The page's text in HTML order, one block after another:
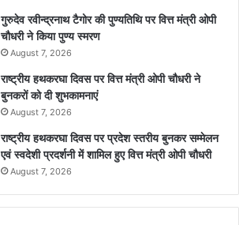
गुरुदेव रवीन्द्रनाथ टैगोर की पुण्यतिथि पर वित्त मंत्री ओपी
चौधरी ने किया पुण्य स्मरण
August 7, 2026
राष्ट्रीय हथकरघा दिवस पर वित्त मंत्री ओपी चौधरी ने
बुनकरों को दी शुभकामनाएं
August 7, 2026
राष्ट्रीय हथकरघा दिवस पर प्रदेश स्तरीय बुनकर सम्मेलन
एवं स्वदेशी प्रदर्शनी में शामिल हुए वित्त मंत्री ओपी चौधरी
August 7, 2026